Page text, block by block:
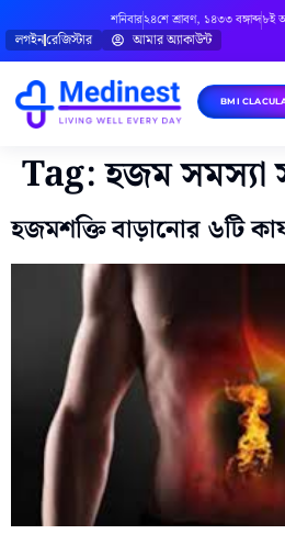
শনিবার২৪শে শ্রাবণ, ১৪৩৩ বঙ্গাব্দ৮ই
লগইনরেজিস্টার আমার অ্যাকাউন্ট
BMI
Tag:হজম সমস্যা
হজমশক্তি বাড়ানোর ৬টি